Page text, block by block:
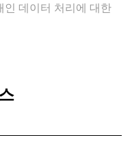
인 데이터 처리에 대한